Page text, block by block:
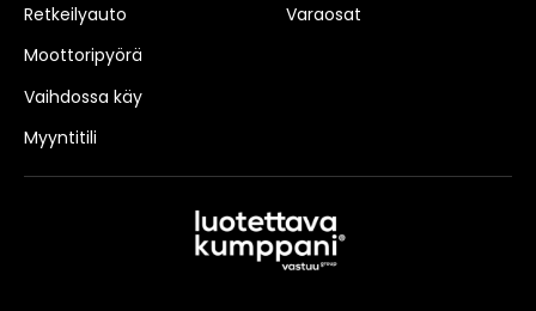
Retkeilyauto
Moottoripyörä
Vaihdossa käy
Myyntitili
Varaosat